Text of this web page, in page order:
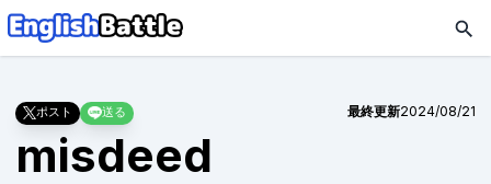
ポスト 送る 最終更新2024/08/21
misdeed